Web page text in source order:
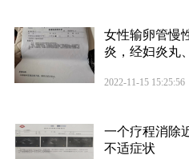
女性输卵管慢
炎，经妇炎丸
2022-11-15 15:25:56
一个疗程消除
不适症状